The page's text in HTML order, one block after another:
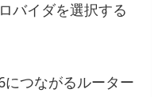
バイダを選択する
つながるルーター